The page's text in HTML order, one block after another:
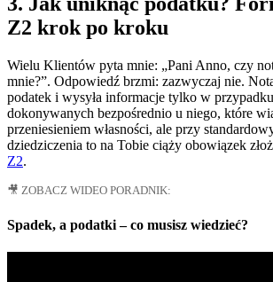
Z2 krok po kroku
Wielu Klientów pyta mnie: „Pani Anno, czy
mnie?”. Odpowiedź brzmi: zazwyczaj nie.
podatek i wysyła informacje tylko w
dokonywanych bezpośrednio u niego, które
przeniesieniem własności, ale przy
dziedziczenia to na Tobie ciąży obowiązek
Z2.
🎥 ZOBACZ WIDEO PORADNIK:
Spadek, a podatki – co musisz wiedzieć?